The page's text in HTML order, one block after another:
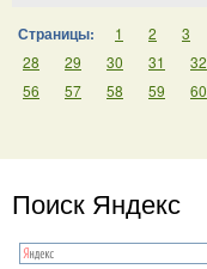
Страницы: 1 2 3
28
29 30 31 32
56
57 58 59 60
Поиск Яндекс